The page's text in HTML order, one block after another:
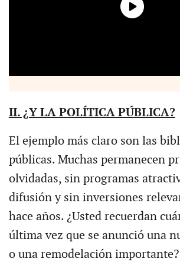
II. ¿Y LA POLÍTICA PÚBLICA?
El ejemplo más claro son las
públicas. Muchas permanecen
olvidadas, sin programas
difusión y sin inversiones
hace años. ¿Usted recuerdan
última vez que se anunció una
o una remodelación